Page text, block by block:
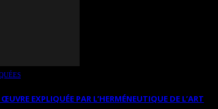
EXPLIQUÉE PAR L’HERMÉNEUTIQUE DE L’ART